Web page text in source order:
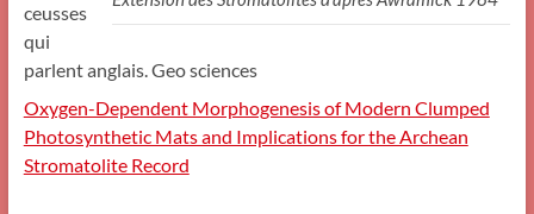
ceusses
qui
parlent anglais. Geo sciences
Oxygen-Dependent Morphogenesis of Modern Clumped
Photosynthetic Mats and Implications for the Archean
Stromatolite Record